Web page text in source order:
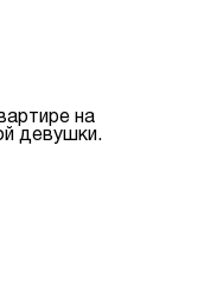
на
девушки.